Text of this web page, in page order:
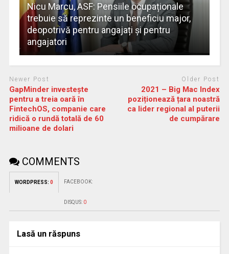
Nicu Marcu, ASF: Pensiile ocupaționale
trebuie să reprezinte un beneficiu major,
deopotrivă pentru angajați și pentru
angajatori
Newer Post
GapMinder investește
pentru a treia oară în
FintechOS, companie care
ridică o rundă totală de 60
milioane de dolari
Older Post
2021 – Big Mac Index
poziționează țara noastră
ca lider regional al puterii
de cumpărare
COMMENTS
WORDPRESS: 0 FACEBOOK:
DISQUS: 0
Lasă un răspuns